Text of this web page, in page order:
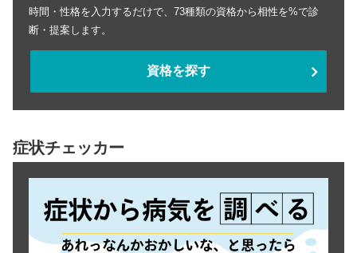
時間・性格を入力するだけで、73種類の資格から相性を%で診
断・提案します。
資格を探す
症状チェッカー